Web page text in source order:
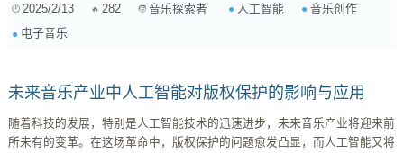
音乐制作中，AI可以分析大量的数据，包括历史作品、当前流行趋势以及听
众偏好，通过这些数据来生成新曲目或提供创意建议。例如，由OpenAI开
2025/2/13 282 音乐探索者 人工智能
音乐创作
电子音乐
未来音乐产业中人工智能对版权保护的影响与应用
随着科技的发展，特别是人工智能技术的迅速进步，未来音乐产业将迎来前
所未有的变革。在这场革命中，版权保护的问题愈发凸显，而人工智能又将